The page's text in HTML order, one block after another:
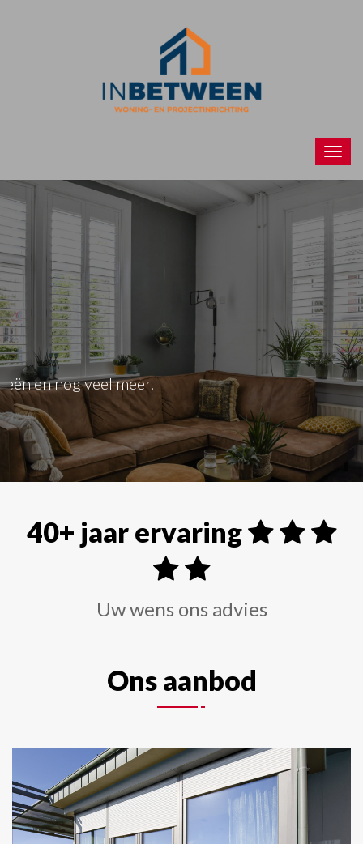
Raamdecoraties
Alle soorten raamdecoraties zoals shutters,
40+ jaar ervaring
Uw wens ons advies
Ons aanbod